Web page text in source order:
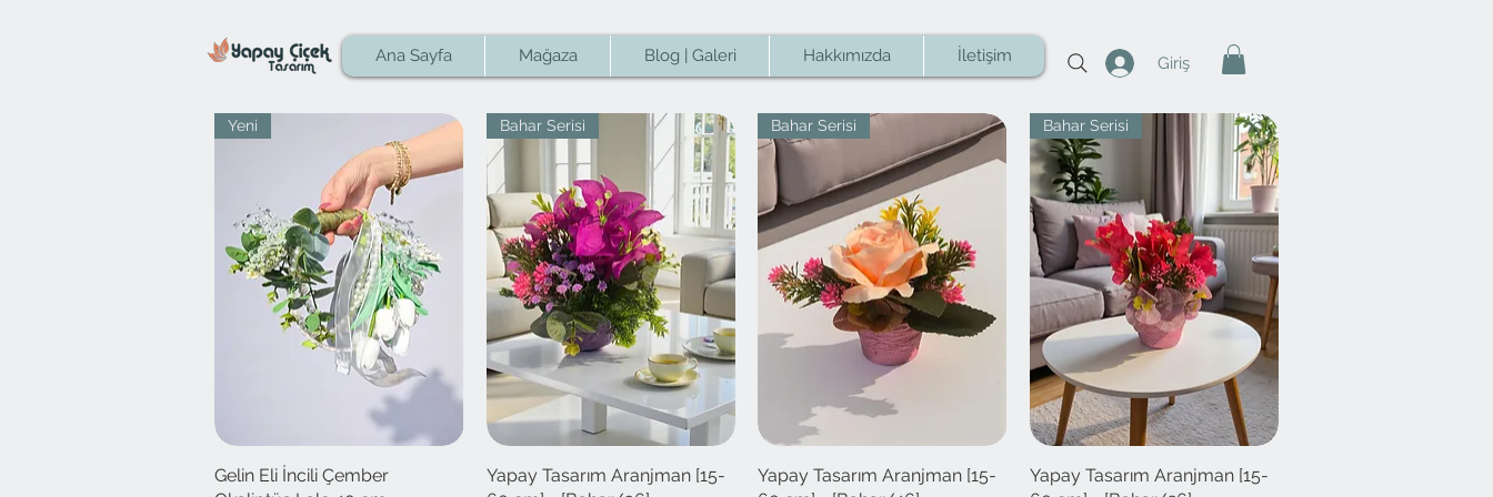
Ana Sayfa Mağaza Blog | Galeri Hakkımızda İletişim Giriş
Hızlı Bakış
Yeni
Gelin Eli İncili Çember
Hızlı Bakış
Bahar Serisi
Yapay Tasarım Aranjman [15-
Hızlı Bakış
Bahar Serisi
Yapay Tasarım Aranjman [15-
Hızlı Bakış
Bahar Serisi
Yapay Tasarım Aranjman [15-